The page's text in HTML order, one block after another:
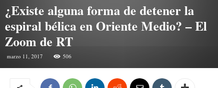
¿Existe alguna forma de detener la
espiral bélica en Oriente Medio? – El
Zoom de RT
marzo 11, 2017 506